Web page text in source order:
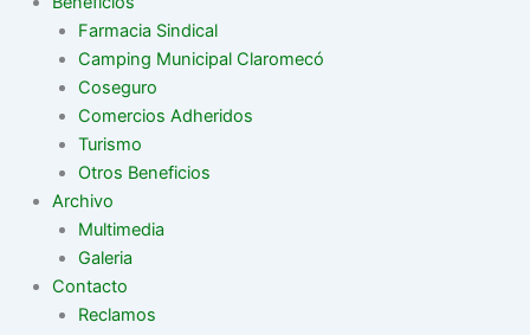
Farmacia Sindical
Camping Municipal Claromecó
Coseguro
Comercios Adheridos
Turismo
Otros Beneficios
Archivo
Multimedia
Galeria
Contacto
Reclamos